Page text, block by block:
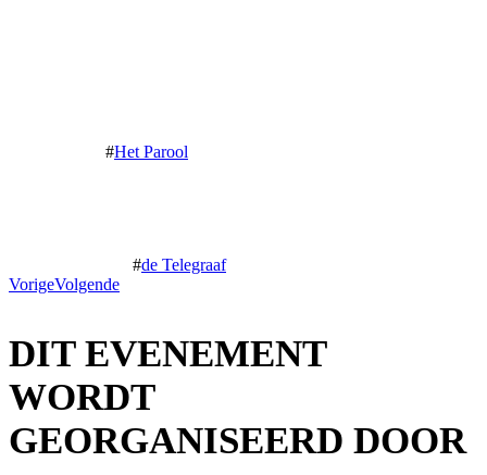
#Het Parool
#de Telegraaf
VorigeVolgende
DIT EVENEMENT
WORDT
GEORGANISEERD DOOR